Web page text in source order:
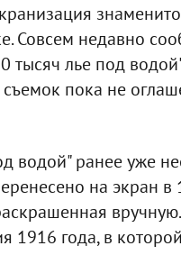
Совсем недавно
тысяч лье под
пока не
водой" ранее уже
на экран
1916 года, в